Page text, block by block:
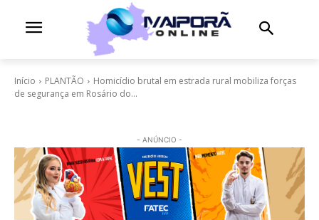
Início PLANTÃO
Homicídio brutal em estrada rural mobiliza forças
de segurança em Rosário do...
- ANÚNCIO -